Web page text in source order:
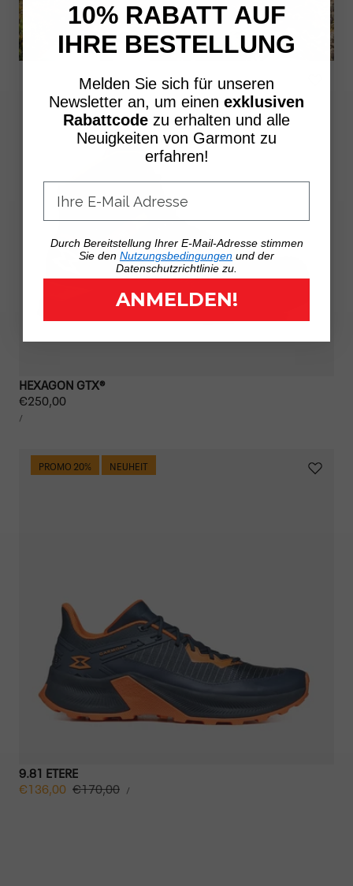
HEXAGON GTX®
Regulärer
Preis
€250,00
STÜCKPREIS
/
PROMO 20% NEUHEIT
9.81 ETERE
Verkaufspreis
€136,00 Regulärer
€170,00 /
10% RABATT AUF
IHRE BESTELLUNG
Melden Sie sich für unseren
Newsletter an, um einen exklusiven
Rabattcode zu erhalten und alle
Neuigkeiten von Garmont zu
erfahren!
Durch Bereitstellung Ihrer E-Mail-Adresse stimmen
Sie den Nutzungsbedingungen und der
Datenschutzrichtlinie zu.
ANMELDEN!